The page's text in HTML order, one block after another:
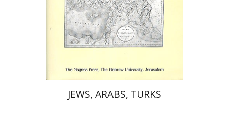
הנחת אתר ספר מודפס
$62
$56
JEWS, ARABS, TURKS